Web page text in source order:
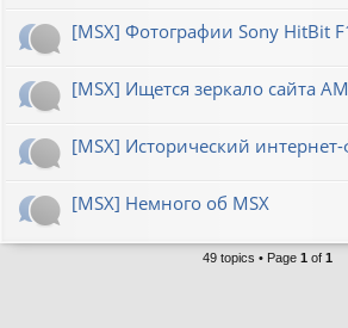
[MSX] Фотографии Sony HitBit
[MSX] Ищется зеркало сайта
[MSX] Исторический
[MSX] Немного об MSX
49 topics • Page 1 of 1